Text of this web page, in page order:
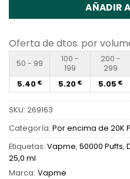
AÑADIR
Oferta de dtos. por
50 - 99
100 -
199
200 -
299
5.40 € 5.20 € 5.05 €
SKU: 269163
Categoría: Por encima de 20K
Etiquetas: Vapme, 50000 Puffs,
25,0 ml
Marca: Vapme